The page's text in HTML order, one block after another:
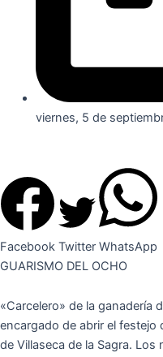
viernes, 5 de
Facebook Twitter WhatsApp
GUARISMO DEL OCHO
«Carcelero» de la ganadería
encargado de abrir el festejo
de Villaseca de la Sagra.